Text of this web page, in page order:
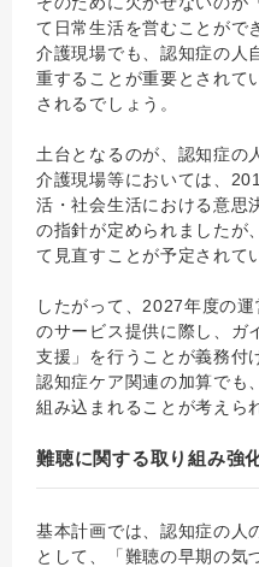
て日常生活を営むことがで
介護現場でも、認知症の人
重することが重要とされて
されるでしょう。
土台となるのが、認知症の
介護現場等においては、
活・社会生活における意思
の指針が定められましたが
て見直すことが予定されて
したがって、2027年度の
のサービス提供に際し、ガ
支援」を行うことが義務付
認知症ケア関連の加算でも
組み込まれることが考えら
難聴に関する取り組み強
基本計画では、認知症の人
として、「難聴の早期の気